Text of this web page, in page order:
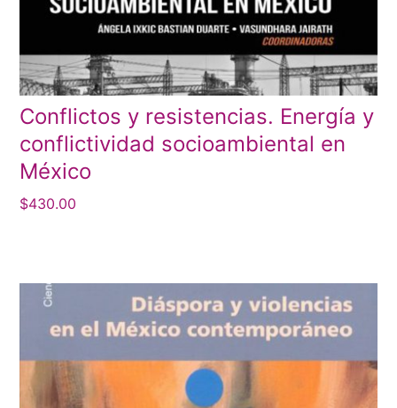
Conflictos y resistencias. Energía y
conflictividad socioambiental en
México
$430.00